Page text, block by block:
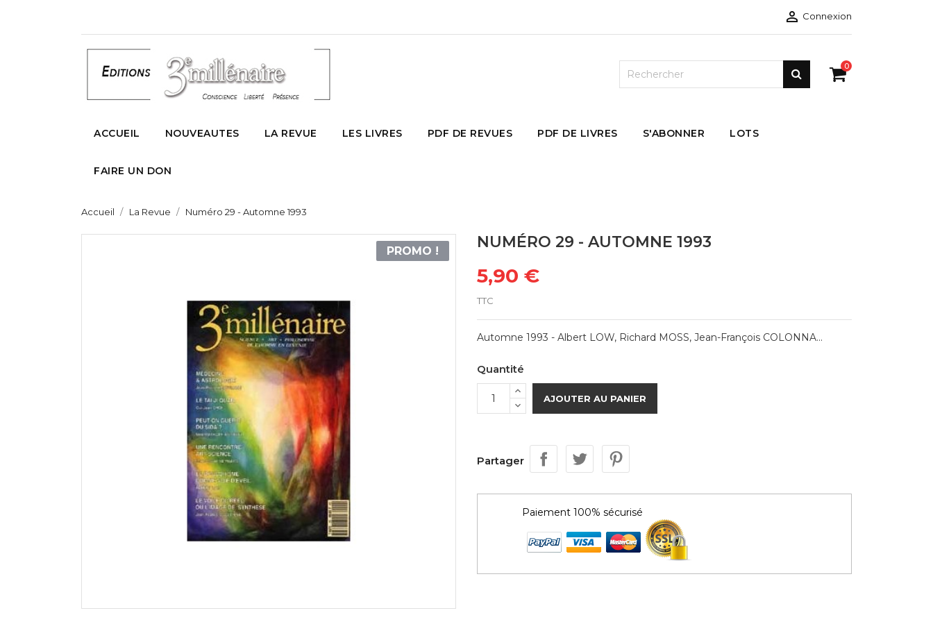
 Connexion
0
ACCUEIL NOUVEAUTES LA REVUE LES LIVRES PDF DE REVUES PDF DE LIVRES S'ABONNER LOTS
FAIRE UN DON
Accueil La Revue Numéro 29 - Automne 1993
PROMO ! NUMÉRO 29 - AUTOMNE 1993
5,90 €
TTC
Automne 1993 - Albert LOW, Richard MOSS, Jean-François COLONNA...
Quantité
AJOUTER AU PANIER
Partager
Paiement 100% sécurisé